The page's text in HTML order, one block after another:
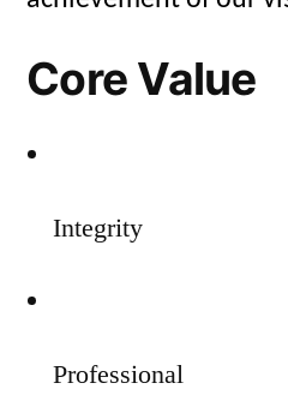
Core Value
Integrity
Professional